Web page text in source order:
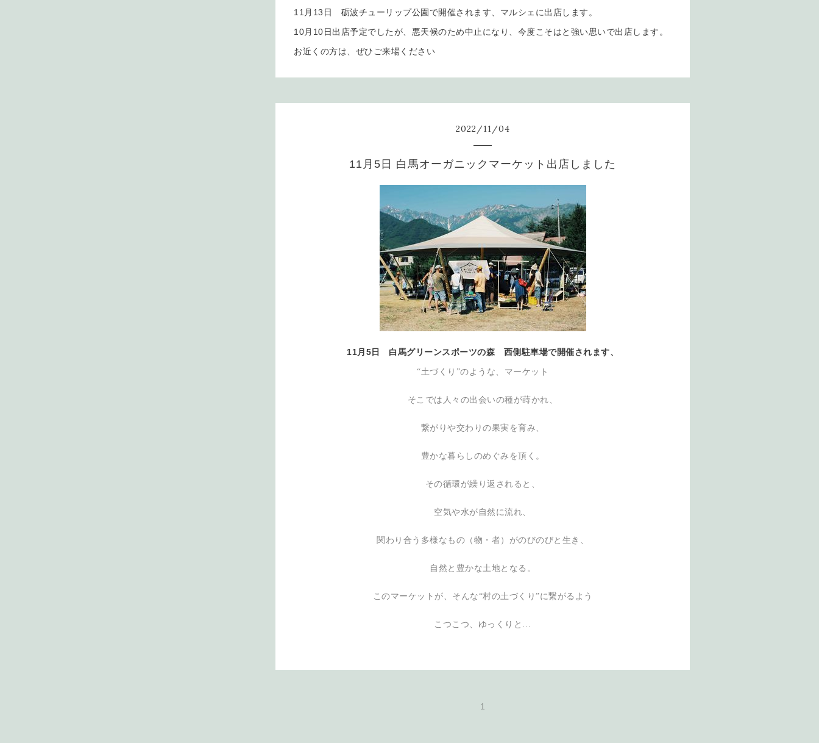
11月13日 砺波チューリップ公園で開催されます、マルシェに出店します。
10月10日出店予定でしたが、悪天候のため中止になり、今度こそはと強い思いで出店します。
お近くの方は、ぜひご来場ください
2022/11/04
11月5日 白馬オーガニックマーケット出店しました
11月5日 白馬グリーンスポーツの森 西側駐車場で開催されます、
“土づくり”のような、マーケット
そこでは人々の出会いの種が蒔かれ、
繋がりや交わりの果実を育み、
豊かな暮らしのめぐみを頂く。
その循環が繰り返されると、
空気や水が自然に流れ、
関わり合う多様なもの（物・者）がのびのびと生き、
自然と豊かな土地となる。
このマーケットが、そんな“村の土づくり”に繋がるよう
こつこつ、ゆっくりと…
1